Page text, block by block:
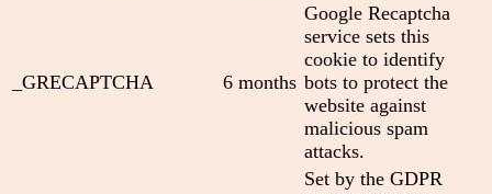
_GRECAPTCHA 6 months
Google Recaptcha
service sets this
cookie to identify
bots to protect the
website against
malicious spam
attacks.
Set by the GDPR